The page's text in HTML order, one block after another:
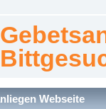
Webseite